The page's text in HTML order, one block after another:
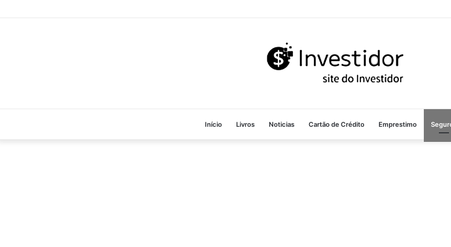
Início Livros Noticias Cartão de Crédito Emprestimo